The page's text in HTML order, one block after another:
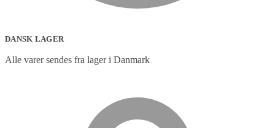
DANSK LAGER
Alle varer sendes fra lager i Danmark